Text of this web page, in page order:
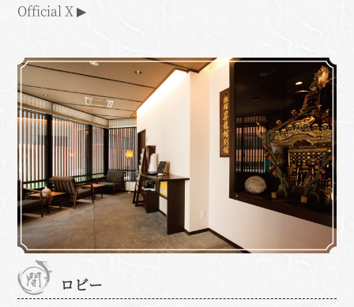
Official X ▶
ロビー